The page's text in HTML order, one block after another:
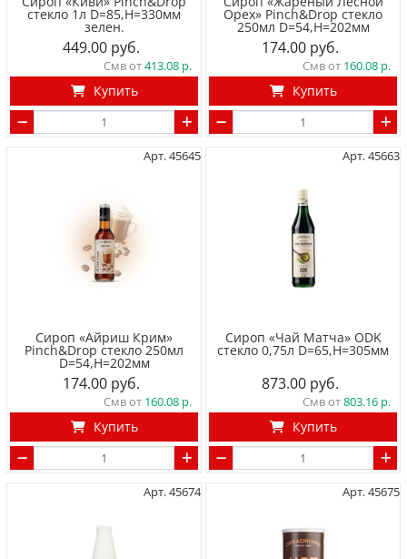
стекло 1л D=85,H=330мм
зелен.
449.00
Смв от413.08
Купить
Орех» Pinch&Drop стекло
250мл D=54,H=202мм
174.00
Смв от 160.08
Купить
Арт. 45645
Сироп «Айриш Крим»
Pinch&Drop стекло 250мл
D=54,H=202мм
174.00
Смв от 160.08
Купить
Арт. 45663
Сироп «Чай Матча» ODK
стекло 0,75л D=65,H=305мм
873.00
Смв от803.16
Купить
Арт. 45674 Арт. 45675